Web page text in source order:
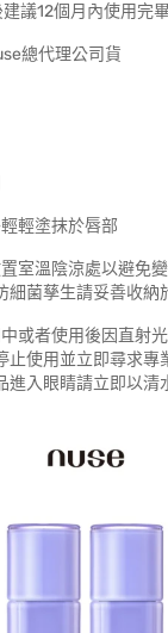
議12個月內使用完
總代理公司貨
輕塗抹於唇部
室溫陰涼處以避免
細菌孳生請妥善收納
或者使用後因直射
止使用並立即尋求專
進入眼睛請立即以清